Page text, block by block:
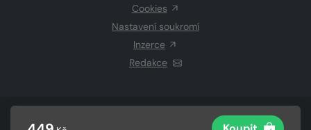
Cookies
Nastavení soukromí
Inzerce
Redakce
CZECH NEWS CENTER a.s.a dodavatelé